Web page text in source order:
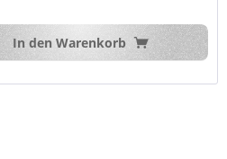
In den Warenkorb